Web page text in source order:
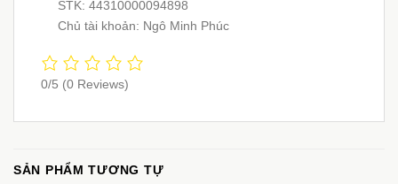
STK: 44310000094898
Chủ tài khoản: Ngô Minh Phúc
0/5 (0 Reviews)
SẢN PHẨM TƯƠNG TỰ